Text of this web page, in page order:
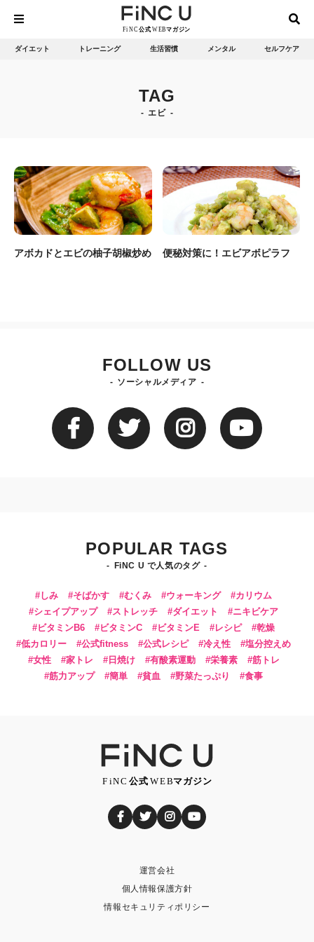
ダイエット トレーニング 生活習慣 メンタル セルフケア
TAG
エビ
アボカドとエビの柚子胡椒炒め 便秘対策に！エビアボピラフ
FOLLOW US
ソーシャルメディア
POPULAR TAGS
FiNC U で人気のタグ
しみ そばかす むくみ ウォーキング
カリウム
シェイプアップ
ストレッチ ダイエット
ニキビケア
ビタミンB6
ビタミンC ビタミンE レシピ
乾燥
低カロリー
公式fitness 公式レシピ 冷え性
塩分控えめ
女性
家トレ 日焼け 有酸素運動 栄養素
筋トレ
筋力アップ
簡単 貧血 野菜たっぷり 食事
運営会社
個人情報保護方針
情報セキュリティポリシー